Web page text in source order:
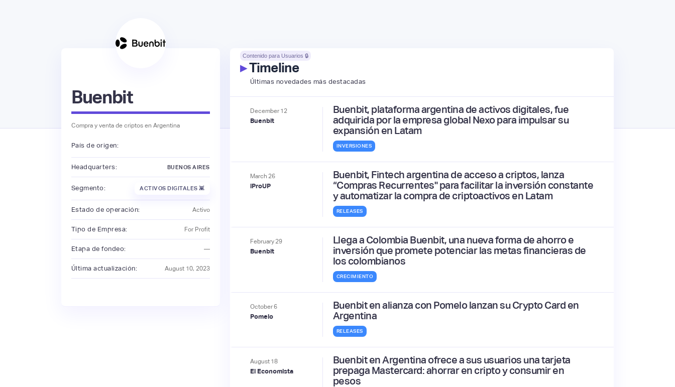
Buenbit
Compra y venta de criptos en Argentina
País de origen:
Headquarters: BUENOS AIRES
Segmento: ACTIVOS DIGITALES 👾
Estado de operación: Activo
Tipo de Empresa: For Profit
Etapa de fondeo: —
Última actualización: August 10, 2023
Contenido para Usuarios 🔒
▸Timeline
Últimas novedades más destacadas
December 12
Buenbit
Buenbit, plataforma argentina de activos digitales, fue
adquirida por la empresa global Nexo para impulsar su
expansión en Latam
INVERSIONES
March 26
iProUP
Buenbit, Fintech argentina de acceso a criptos, lanza
“Compras Recurrentes" para facilitar la inversión constante
y automatizar la compra de criptoactivos en Latam
RELEASES
February 29
Buenbit
Llega a Colombia Buenbit, una nueva forma de ahorro e
inversión que promete potenciar las metas financieras de
los colombianos
CRECIMIENTO
October6
Pomelo
Buenbit en alianza con Pomelo lanzan su Crypto Card en
Argentina
RELEASES
August 18
El Economista
Buenbit en Argentina ofrece a sus usuarios una tarjeta
prepaga Mastercard: ahorrar en cripto y consumir en
pesos